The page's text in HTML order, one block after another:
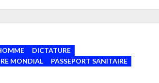
DICTATURE
MONDIAL
PASSEPORT SANITAIRE